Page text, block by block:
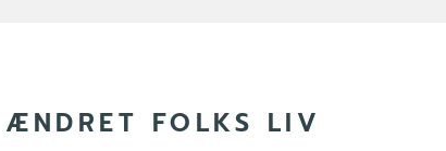
FOLKS LIV